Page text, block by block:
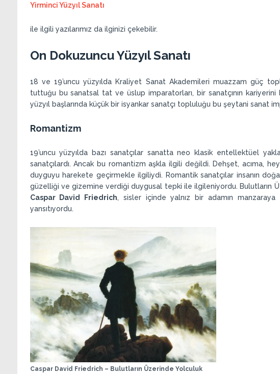
Yirminci Yüzyıl Sanatı
ile ilgili yazılarımız da ilginizi çekebilir.
On Dokuzuncu Yüzyıl Sanatı
18 ve 19’uncu yüzyılda Kraliyet Sanat Akademileri muazzam güç
tuttuğu bu sanatsal tat ve üslup imparatorları, bir sanatçının kariyerini
yüzyıl başlarında küçük bir isyankar sanatçı topluluğu bu şeytani sanat
Romantizm
19’uncu yüzyılda bazı sanatçılar sanatta neo klasik entellektüel
sanatçılardı. Ancak bu romantizm aşkla ilgili değildi. Dehşet, acıma,
duyguyu harekete geçirmekle ilgiliydi. Romantik sanatçılar insanın
güzelliği ve gizemine verdiği duygusal tepki ile ilgileniyordu. Bulutların
Caspar David Friedrich, sisler içinde yalnız bir adamın manzaraya
yansıtıyordu.
Caspar David Friedrich – Bulutların Üzerinde Yolculuk